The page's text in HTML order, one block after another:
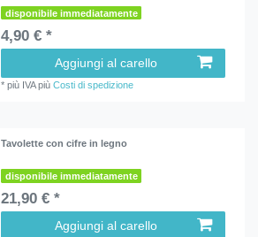
disponibile immediatamente
4,90 € *
Aggiungi al carello
*più IVApiùCosti di spedizione
Tavolette con cifre in legno
disponibile immediatamente
21,90 € *
Aggiungi al carello